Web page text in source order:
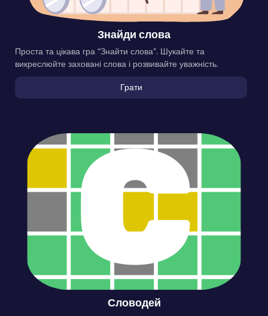
Знайди слова
Проста та цікава гра “Знайти слова”. Шукайте та
викреслюйте заховані слова і розвивайте уважність.
Грати
Словодей